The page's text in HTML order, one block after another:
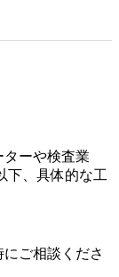
ーや検査業
下、具体的な工
ご相談くださ